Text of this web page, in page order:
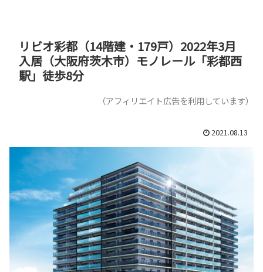
リビオ彩都（14階建・179戸）2022年3月
入居（大阪府茨木市）モノレール「彩都西
駅」徒歩8分
（アフィリエイト広告を利用しています）
2021.08.13